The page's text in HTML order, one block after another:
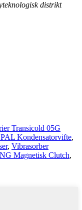
distrikt
Transicold 05G
Kondensatorvifte,
, Vibrasorber
Magnetisk Clutch,